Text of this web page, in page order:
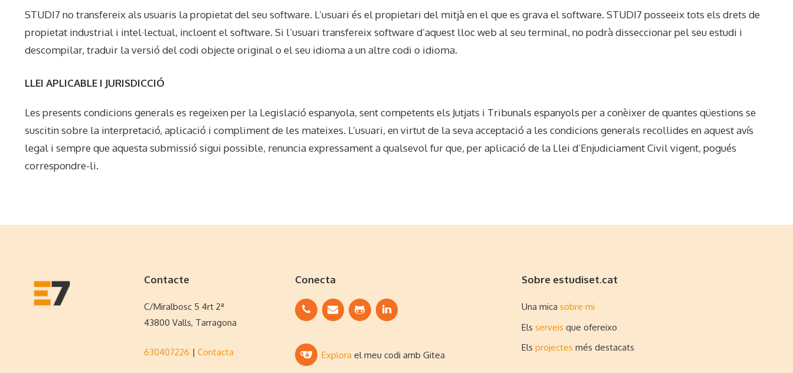
STUDI7 no transfereix als usuaris la propietat del seu software. L’usuari és el propietari del mitjà en el que es grava el software. STUDI7 posseeix tots els drets de
propietat industrial i intel·lectual, incloent el software. Si l’usuari transfereix software d’aquest lloc web al seu terminal, no podrà disseccionar pel seu estudi i
descompilar, traduir la versió del codi objecte original o el seu idioma a un altre codi o idioma.
LLEI APLICABLE I JURISDICCIÓ
Les presents condicions generals es regeixen per la Legislació espanyola, sent competents els Jutjats i Tribunals espanyols per a conèixer de quantes qüestions se
suscitin sobre la interpretació, aplicació i compliment de les mateixes. L’usuari, en virtut de la seva acceptació a les condicions generals recollides en aquest avís
legal i sempre que aquesta submissió sigui possible, renuncia expressament a qualsevol fur que, per aplicació de la Llei d’Enjudiciament Civil vigent, pogués
correspondre-li.
Contacte
C/Miralbosc 5 4rt 2ª
43800 Valls, Tarragona
630407226 | Contacta
Conecta
Explora el meu codi amb Gitea
Sobre estudiset.cat
Una mica sobre mi
Els serveis que ofereixo
Els projectes més destacats